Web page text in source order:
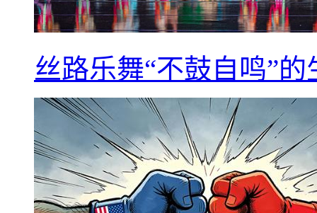
丝路乐舞“不鼓自鸣”